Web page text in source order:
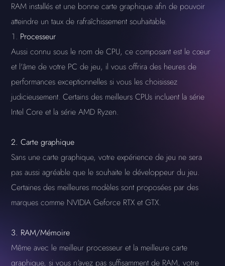
RAM installés et une bonne carte graphique afin de pouvoir
atteindre un taux de rafraîchissement souhaitable.
Processeur
Aussi connu sous le nom de CPU, ce composant est le cœur
et l'âme de votre PC de jeu, il vous offrira des heures de
performances exceptionnelles si vous les choisissez
judicieusement. Certains des meilleurs CPUs incluent la série
Intel Core et la série AMD Ryzen.
2. Carte graphique
Sans une carte graphique, votre expérience de jeu ne sera
pas aussi agréable que le souhaite le développeur du jeu.
Certaines des meilleures modèles sont proposées par des
marques comme NVIDIA Geforce RTX et GTX.
3. RAM/Mémoire
Même avec le meilleur processeur et la meilleure carte
graphique, si vous n'avez pas suffisamment de RAM, votre